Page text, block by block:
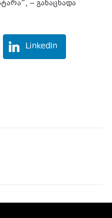
– განაცხადა
LinkedIn